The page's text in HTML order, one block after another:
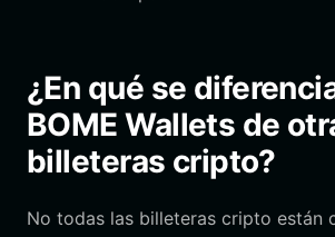
¿En qué se
BOME Wallets de
billeteras cripto?
No todas las billeteras cripto están